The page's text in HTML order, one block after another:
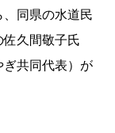
同県の水道民
久間敬子氏
ぎ共同代表）が